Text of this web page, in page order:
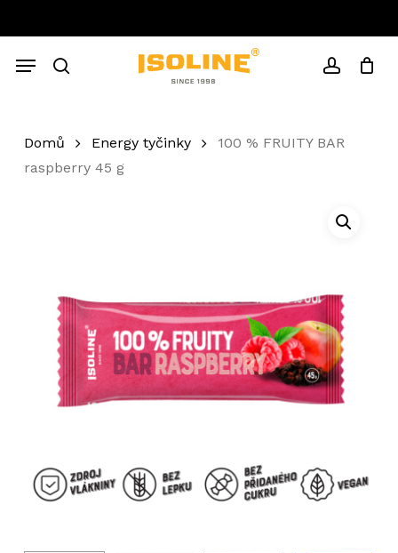
content
search account
Menu
Cart Close
Domů Energy tyčinky
100 % FRUITY BAR
raspberry 45 g